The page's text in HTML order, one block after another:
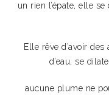
un rien l’épate, elle
Elle rêve d’avoir
d’eau, se
aucune plume ne